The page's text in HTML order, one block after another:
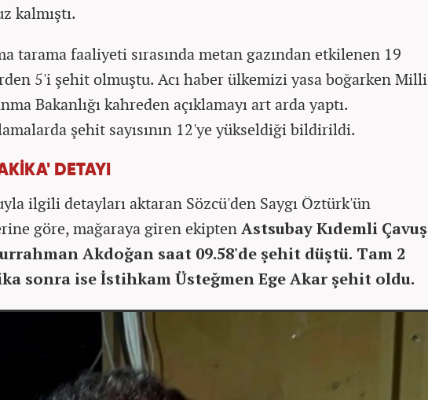
kalmıştı.
tarama faaliyeti sırasında metan gazından etkilenen 19
5'i şehit olmuştu. Acı haber ülkemizi yasa boğarken Milli
Bakanlığı kahreden açıklamayı art arda yaptı.
şehit sayısının 12'ye yükseldiği bildirildi.
DETAYI
ilgili detayları aktaran Sözcü'den Saygı Öztürk'ün
göre, mağaraya giren ekiptenAstsubay Kıdemli Çavuş
Akdoğan saat 09.58'de şehit düştü. Tam 2
sonra ise İstihkam Üsteğmen Ege Akar şehit oldu.